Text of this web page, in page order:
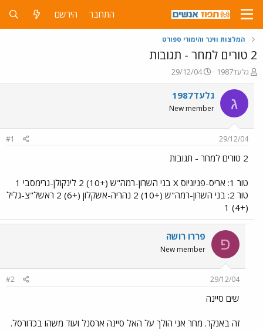
התחבר הירשם
המלצות ווינר והימורי ספורט
2 טורים למחר - תגובות
פ
ו
ת
ח
ה
ש
א
גלעד1987
פ
ו
ר
ם
ר
29/12/04
ג גלעד1987
New member
29/12/04
#1
2 טורים למחר - תגובות
טור 1: אריס-פניוניוס X בני השרון-רמה"ש (+10) 2 לינקולן-גרימסבי 1
טור 2: בני השרון-רמה"ש (+10) 2 נהריה-אשקלון (+6) 2 ראשל"צ-גליל
(+4) 1
פ פררו רושה
New member
29/12/04
#2
שים סיינה
זה באנקר. מחר אני הולך על האל סיינה ארסנל ועוד משהו בכדורסל.